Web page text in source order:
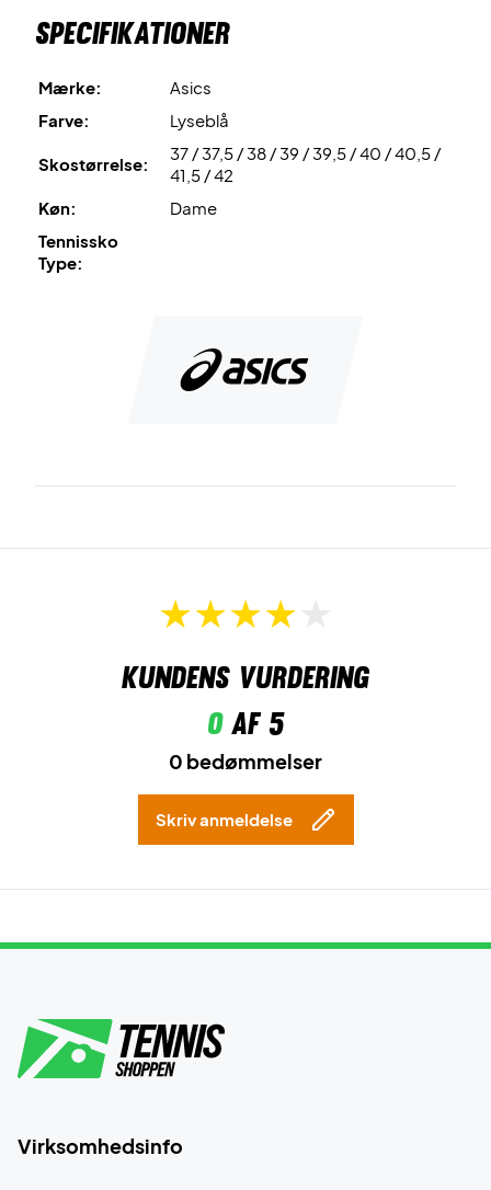
suveræn stødabsorbering og derved opnår du komfort på
dag!
Farve: Lyseblå med mørkeblå og hvid detaljer.
Specifikationer
Mærke:
Asics
Farve:
Lyseblå
Skostørrelse:
37 / 37,5 / 38 / 39 / 39,5 / 40 / 40,5 /
41,5 / 42
Køn:
Dame
Tennissko
Type:
Kundens vurdering
0af 5
0 bedømmelser
Skriv anmeldelse
Virksomhedsinfo